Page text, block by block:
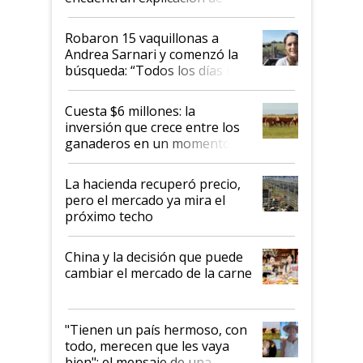
cómo llegaron allí
Robaron 15 vaquillonas a
Andrea Sarnari y comenzó la
búsqueda: “Todos los días le
toca a algún productor”
Cuesta $6 millones: la
inversión que crece entre los
ganaderos en un momento
histórico para la actividad
La hacienda recuperó precio,
pero el mercado ya mira el
próximo techo
China y la decisión que puede
cambiar el mercado de la carne
"Tienen un país hermoso, con
todo, merecen que les vaya